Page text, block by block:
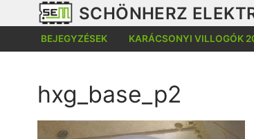
a
tartalomra
SCHÖNHERZ
BEJEGYZÉSEK KARÁCSONYI VILLOGÓK
hxg_base_p2